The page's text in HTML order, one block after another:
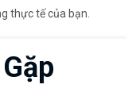
thực tế của bạn.